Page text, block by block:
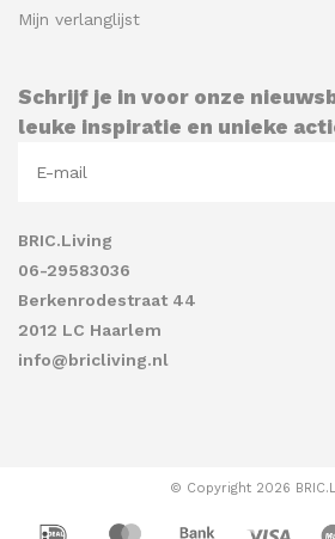
Mijn verlanglijst
Schrijf je in voor onze
leuke inspiratie en unieke
BRIC.Living
06-29583036
Berkenrodestraat 44
2012 LC Haarlem
info@bricliving.nl
© Copyright 2026